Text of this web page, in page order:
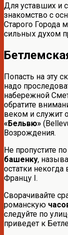
Для уставших и
знакомство с
Старого Города
сильных духом
Попасть на эту
надо
набережной
обратите
веком и служит
«Бельвю»
Возрождения.
Не пропустите
башенку,
остатки
Францу I.
Сворачивайте
романскую
следуйте по
приведет к